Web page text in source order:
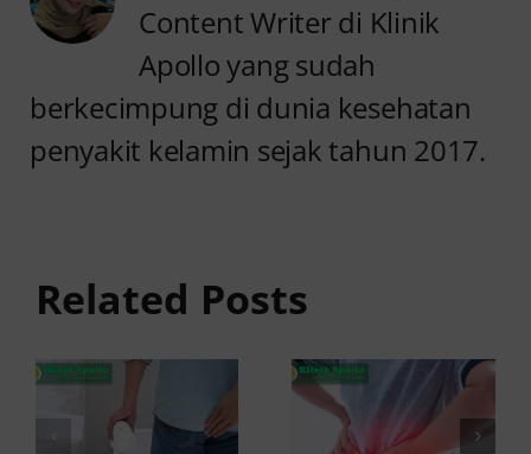
Content Writer di Klinik
Apollo yang sudah
berkecimpung di dunia kesehatan
penyakit kelamin sejak tahun 2017.
Related Posts
Anyang
Darah:
Penyebab
dan Kapan
ke Dokter
Kambuh
dan Cara
Atasinya